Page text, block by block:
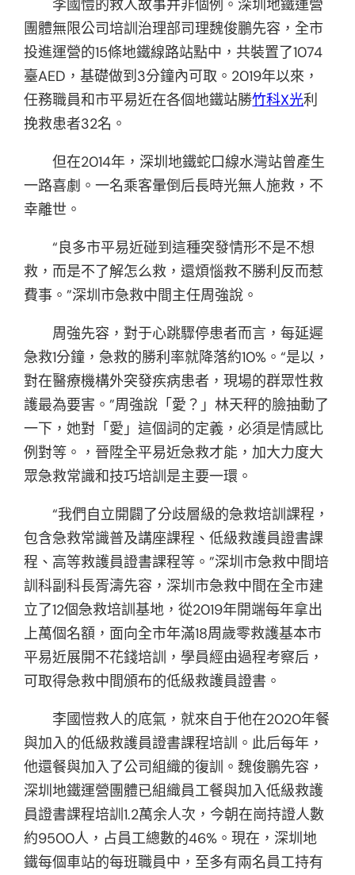
李國愷的救人故事并非個例。深圳地鐵運營
團體無限公司培訓治理部司理魏俊鵬先容，全市
投進運營的15條地鐵線路站點中，共裝置了1074
臺AED，基礎做到3分鐘內可取。2019年以來，
任務職員和市平易近在各個地鐵站勝竹科X光利
挽救患者32名。
但在2014年，深圳地鐵蛇口線水灣站曾產生
一路喜劇。一名乘客暈倒后長時光無人施救，不
幸離世。
“良多市平易近碰到這種突發情形不是不想
救，而是不了解怎么救，還煩惱救不勝利反而惹
費事。”深圳市急救中間主任周強說。
周強先容，對于心跳驟停患者而言，每延遲
急救1分鐘，急救的勝利率就降落約10%。“是以，
對在醫療機構外突發疾病患者，現場的群眾性救
護最為要害。”周強說「愛？」林天秤的臉抽動了
一下，她對「愛」這個詞的定義，必須是情感比
例對等。，晉陞全平易近急救才能，加大力度大
眾急救常識和技巧培訓是主要一環。
“我們自立開闢了分歧層級的急救培訓課程，
包含急救常識普及講座課程、低級救護員證書課
程、高等救護員證書課程等。”深圳市急救中間培
訓科副科長胥濤先容，深圳市急救中間在全市建
立了12個急救培訓基地，從2019年開端每年拿出
上萬個名額，面向全市年滿18周歲零救護基本市
平易近展開不花錢培訓，學員經由過程考察后，
可取得急救中間頒布的低級救護員證書。
李國愷救人的底氣，就來自于他在2020年餐
與加入的低級救護員證書課程培訓。此后每年，
他還餐與加入了公司組織的復訓。魏俊鵬先容，
深圳地鐵運營團體已組織員工餐與加入低級救護
員證書課程培訓1.2萬余人次，今朝在崗持證人數
約9500人，占員工總數的46%。現在，深圳地
鐵每個車站的每班職員中，至多有兩名員工持有